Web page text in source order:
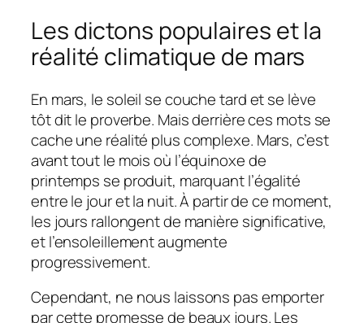
Les dictons populaires et la
réalité climatique de mars
En mars, le soleil se couche tard et se lève
tôt dit le proverbe. Mais derrière ces mots se
cache une réalité plus complexe. Mars, c’est
avant tout le mois où l’équinoxe de
printemps se produit, marquant l’égalité
entre le jour et la nuit. À partir de ce moment,
les jours rallongent de manière significative,
et l’ensoleillement augmente
progressivement.
Cependant, ne nous laissons pas emporter
par cette promesse de beaux jours. Les